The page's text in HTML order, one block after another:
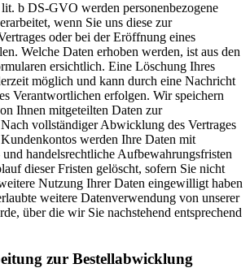
b DS-GVO werden personenbezogene
wenn Sie uns diese zur
oder bei der Eröffnung eines
Welche Daten erhoben werden, ist aus den
ersichtlich. Eine Löschung Ihres
möglich und kann durch eine Nachricht
Verantwortlichen erfolgen. Wir speichern
Ihnen mitgeteilten Daten zur
vollständiger Abwicklung des Vertrages
werden Ihre Daten mit
handelsrechtliche Aufbewahrungsfristen
dieser Fristen gelöscht, sofern Sie nicht
Nutzung Ihrer Daten eingewilligt haben
weitere Datenverwendung von unserer
über die wir Sie nachstehend entsprechend
zur Bestellabwicklung